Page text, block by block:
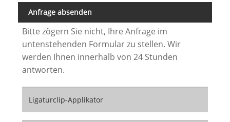
Anfrage absenden
Bitte zögern Sie nicht, Ihre Anfrage im
untenstehenden Formular zu stellen. Wir
werden Ihnen innerhalb von 24 Stunden
antworten.